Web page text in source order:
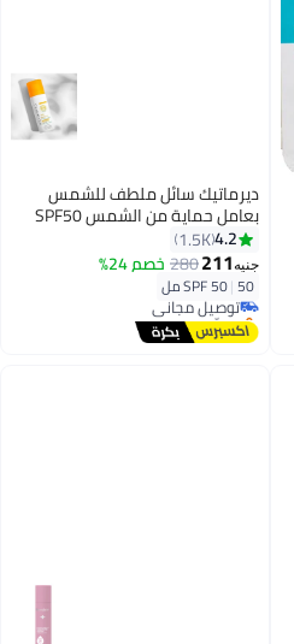
ديرماتيك سائل ملطف للشمس
بعامل حماية من الشمس SPF50
4.2
1.5K
جنيه211
280 خصم 24%
SPF 50|50 ملتوصيل مجاني
بتخلّص بسرعة
توصيل مجاني